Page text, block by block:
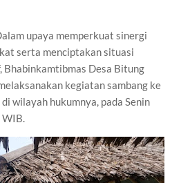
upaya memperkuat sinergi
serta menciptakan situasi
Bhabinkamtibmas Desa Bitung
kegiatan sambang ke
wilayah hukumnya, pada Senin